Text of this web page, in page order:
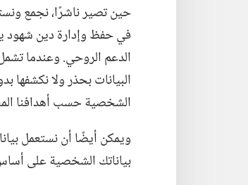
حين تصير ناشرًا،‏ نجمع
في حفظ وإدارة دين شهود
الدعم الروحي.‏ وعندما
البيانات بحذر ولا نكشفها
الشخصية حسب أهدافنا
ويمكن أيضًا أن نستعمل
بياناتك الشخصية على